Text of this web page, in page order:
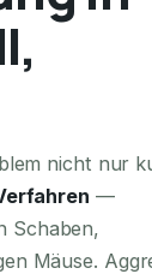
nicht nur
—
Schaben,
Mäuse.